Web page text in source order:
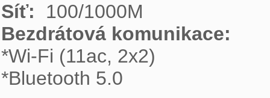
Síť:
Bezdrátová komunikace:
*Wi-Fi (11ac, 2x2)
*Bluetooth 5.0